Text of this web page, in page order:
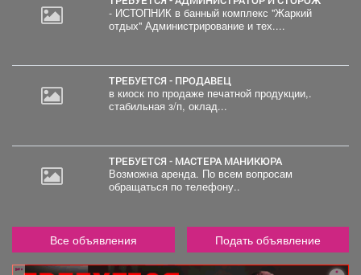
- ИСТОПНИК в банный комплекс "Жаркий
отдых" Администрирование и тех....
ТРЕБУЕТСЯ - ПРОДАВЕЦ
в киоск по продаже печатной продукции,.
стабильная з/п, оклад...
ТРЕБУЕТСЯ - МАСТЕРА МАНИКЮРА
Возможна аренда. По всем вопросам
обращаться по телефону..
Все объявления Подать объявление